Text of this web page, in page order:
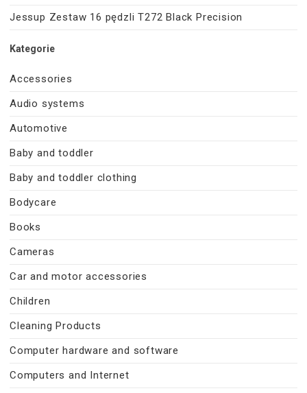
Jessup Zestaw 16 pędzli T272 Black Precision
Kategorie
Accessories
Audio systems
Automotive
Baby and toddler
Baby and toddler clothing
Bodycare
Books
Cameras
Car and motor accessories
Children
Cleaning Products
Computer hardware and software
Computers and Internet